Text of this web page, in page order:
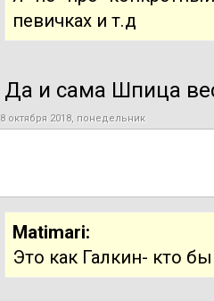
певичках и т.д
Да и сама Шпица
8 октября 2018, понедельник
Matimari:
Это как Галкин- кто